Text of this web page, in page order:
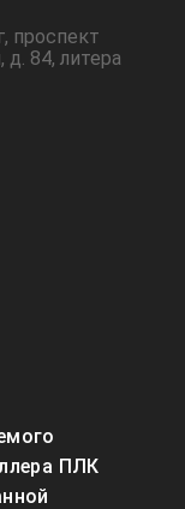
проспект
84, литера
ПЛК